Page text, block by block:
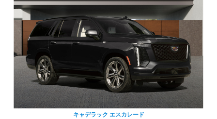
キャデラック エスカレード